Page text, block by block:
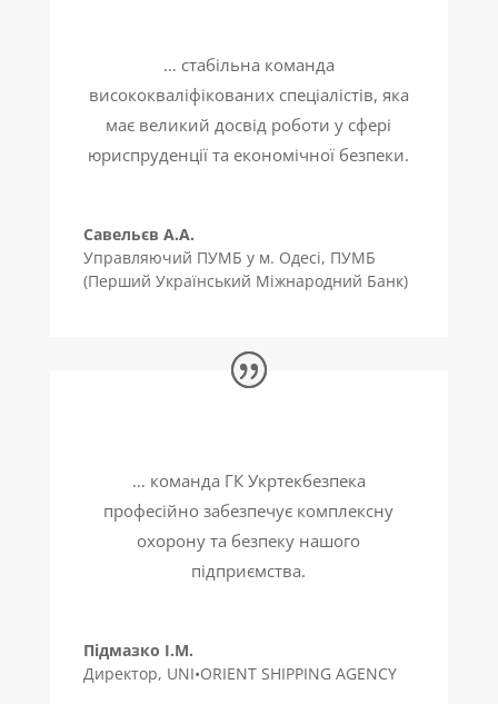
… стабільна команда
висококваліфікованих спеціалістів, яка
має великий досвід роботи у сфері
юриспруденції та економічної безпеки.
Савельєв А.А.
Управляючий ПУМБ у м. Одесі, ПУМБ
(Перший Український Міжнародний Банк)
… команда ГК Укртекбезпека
професійно забезпечує комплексну
охорону та безпеку нашого
підприємства.
Підмазко І.М.
Директор, UNI•ORIENT SHIPPING AGENCY